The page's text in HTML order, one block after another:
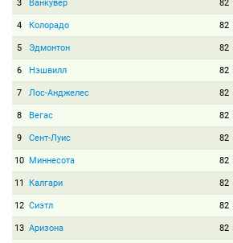
3 Ванкувер 82
4 Колорадо 82
5 Эдмонтон 82
6 Нэшвилл 82
7 Лос-Анджелес 82
8 Вегас 82
9 Сент-Луис 82
10 Миннесота 82
11 Калгари 82
12 Сиэтл 82
13 Аризона 82